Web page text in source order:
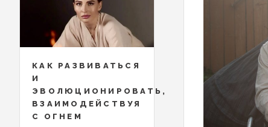
КАК РАЗВИВАТЬСЯ
И
ЭВОЛЮЦИОНИРОВАТЬ,
ВЗАИМОДЕЙСТВУЯ
С ОГНЕМ